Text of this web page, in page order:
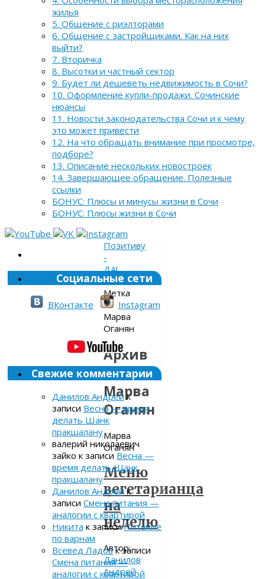
жилья
5. Общение с риэлторами
6. Общение с застройщиками. Как на них
выйти?
7. Вторичка
8. Высотки и частный сектор
9. Будет ли дешеветь недвижимость в Сочи?
10. Оформление купли-продажи. Сочинские
нюансы
11. Новости законодательства Сочи и к чему
это может привести
12. На что обращать внимание при просмотре,
подборе?
13. Описание нескольких новостроек
14. Завершающее обращение. Полезные
ссылки
БОНУС: Плюсы и минусы жизни в Сочи
БОНУС: Плюсы жизни в Сочи
Позитиву
-
ДА!
»
Метка
»
Марва
Оганян
Архив
метки:
Марва
Оганян
Марва
Оганян
Меню
вегетарианца
на
неделю
Автор:
Данилов
Андрей
Социальные сети
ВКонтакте Instagram
Свежие комментарии
Данилов Андрей к
записи Весна — время
делать Шанк
пракшалану
валерий николаевич
зайко к записи Весна —
время делать Шанк
пракшалану
Данилов Андрейк
записи Смена питания —
аналогии с квартирой
Никита к записиПитание
по варнам
Всевед Ладовк записи
Смена питания —
аналогии с квартирой